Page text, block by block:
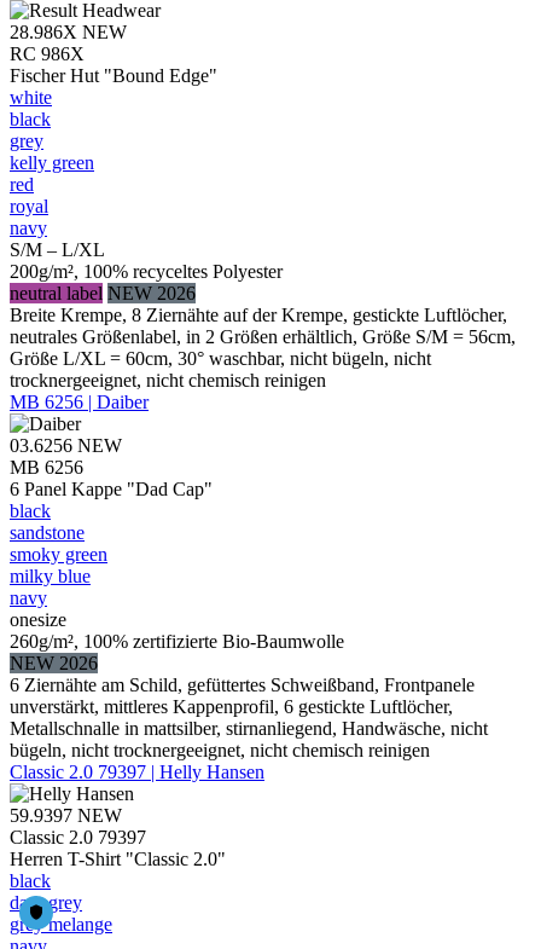
28.986X NEW
RC 986X
Fischer Hut "Bound Edge"
white
black
grey
kelly green
red
royal
navy
S/M – L/XL
200g/m², 100% recyceltes Polyester
neutral label NEW 2026
Breite Krempe, 8 Ziernähte auf der Krempe, gestickte Luftlöcher,
neutrales Größenlabel, in 2 Größen erhältlich, Größe S/M = 56cm,
Größe L/XL = 60cm, 30° waschbar, nicht bügeln, nicht
trocknergeeignet, nicht chemisch reinigen
MB 6256 | Daiber
03.6256 NEW
MB 6256
6 Panel Kappe "Dad Cap"
black
sandstone
smoky green
milky blue
navy
onesize
260g/m², 100% zertifizierte Bio-Baumwolle
NEW 2026
6 Ziernähte am Schild, gefüttertes Schweißband, Frontpanele
unverstärkt, mittleres Kappenprofil, 6 gestickte Luftlöcher,
Metallschnalle in mattsilber, stirnanliegend, Handwäsche, nicht
bügeln, nicht trocknergeeignet, nicht chemisch reinigen
Classic 2.0 79397 | Helly Hansen
59.9397 NEW
Classic 2.0 79397
Herren T-Shirt "Classic 2.0"
black
dark grey
grey melange